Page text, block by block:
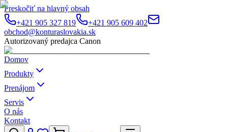
Preskočiť na hlavný obsah
+421 905 327 819
+421 905 609 402
obchod@konturaslovakia.sk
Autorizovaný predajca Canon
Domov
Produkty
Prenájom
Servis
O nás
Kontakt